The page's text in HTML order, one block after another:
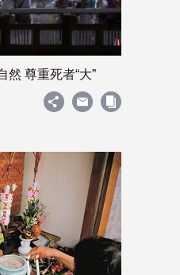
然 尊重死者“大”